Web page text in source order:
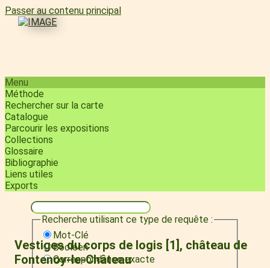
Passer au contenu principal
Menu
Méthode
Rechercher sur la carte
Catalogue
Parcourir les expositions
Collections
Glossaire
Bibliographie
Liens utiles
Exports
Recherche utilisant ce type de requête :
Mot-Clé
Booléen
Correspondance exacte
Vestiges du corps de logis [1], château de
Fontenoy-le-Château